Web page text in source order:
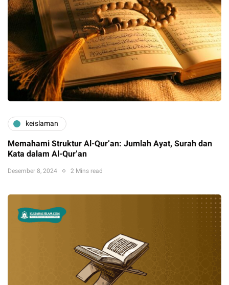
keislaman
Memahami Struktur Al-Qur’an: Jumlah Ayat, Surah dan
Kata dalam Al-Qur’an
Desember 8, 2024 2 Mins read